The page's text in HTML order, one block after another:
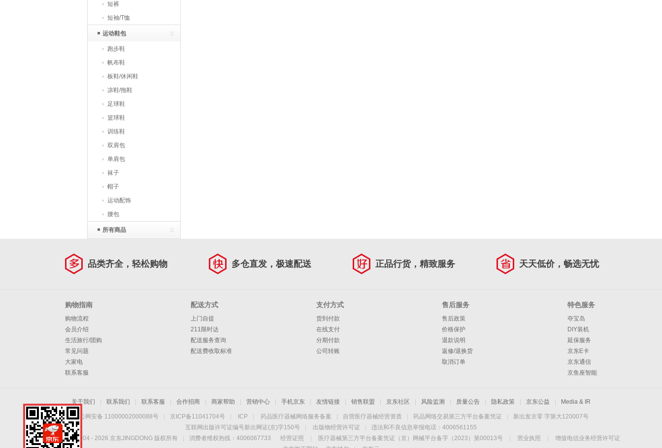
短裤
短袖/T恤
运动鞋包
跑步鞋
帆布鞋
板鞋/休闲鞋
凉鞋/拖鞋
足球鞋
篮球鞋
训练鞋
双肩包
单肩包
袜子
帽子
运动配饰
腰包
所有商品
品类齐全，轻松购物 多仓直发，极速配送 正品行货，精致服务 天天低价，畅选无忧
购物指南
购物流程
会员介绍
生活旅行/团购
常见问题
大家电
联系客服
配送方式
上门自提
211限时达
配送服务查询
配送费收取标准
支付方式
货到付款
在线支付
分期付款
公司转账
售后服务
售后政策
价格保护
退款说明
返修/退换货
取消订单
特色服务
夺宝岛
DIY装机
延保服务
京东E卡
京东通信
京鱼座智能
关于我们 联系我们 联系客服 合作招商 商家帮助 营销中心 手机京东 友情链接 销售联盟 京东社区 风险监测 质量公告 隐私政策 京东公益 Media & IR
京公网安备 11000002000088号 京ICP备11041704号 ICP 药品医疗器械网络服务备案 自营医疗器械经营资质 药品网络交易第三方平台备案凭证
新出发京零 字第大120007号
互联网出版许可证编号新出网证(京)字150号
出版物经营许可证
违法和不良信息举报电话：4006561155
Copyright © 2004 - 2026 京东JINGDONG 版权所有 消费者维权热线：4006067733 经营证照 医疗器械第三方平台备案凭证（京）网械平台备字（2023）第00013号 营业执照
增值电信业务经营许可证